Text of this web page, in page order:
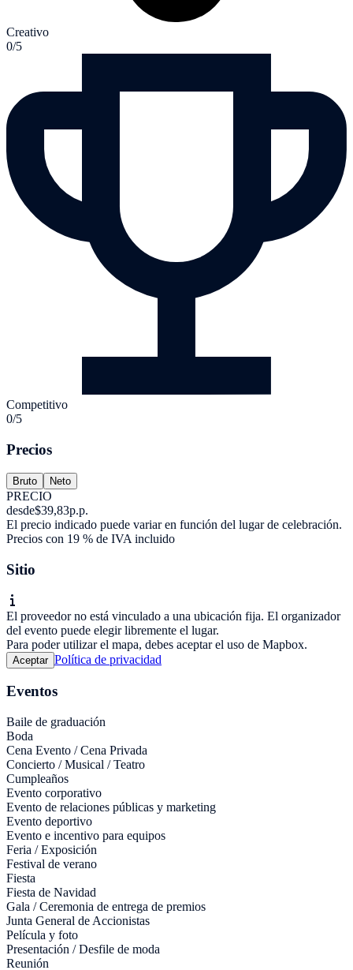
Creativo
0/5
Competitivo
0/5
Precios
Bruto Neto
PRECIO
desde$39,83p.p.
El precio indicado puede variar en función del lugar de celebración.
Precios con 19 % de IVA incluido
Sitio
El proveedor no está vinculado a una ubicación fija. El organizador
del evento puede elegir libremente el lugar.
Para poder utilizar el mapa, debes aceptar el uso de Mapbox.
Aceptar Política de privacidad
Eventos
Baile de graduación
Boda
Cena Evento / Cena Privada
Concierto / Musical / Teatro
Cumpleaños
Evento corporativo
Evento de relaciones públicas y marketing
Evento deportivo
Evento e incentivo para equipos
Feria / Exposición
Festival de verano
Fiesta
Fiesta de Navidad
Gala / Ceremonia de entrega de premios
Junta General de Accionistas
Película y foto
Presentación / Desfile de moda
Reunión